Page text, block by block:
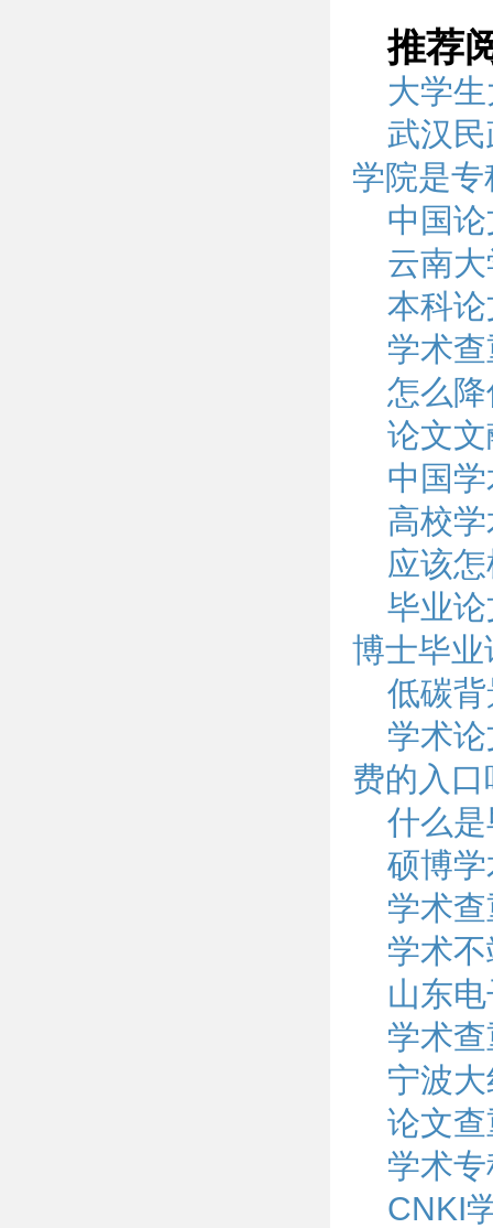
推荐
大学
武汉
学院是
中国
云南
本科
学术
怎么
论文
中国
高校
应该
毕业
博士毕
低碳
学术
费的入口
什么
硕博
学术
学术
山东
学术
宁波
论文
学术
CNKI